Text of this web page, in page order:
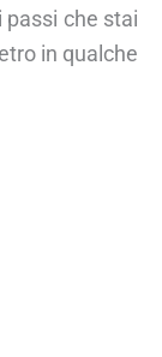
che stai
in qualche